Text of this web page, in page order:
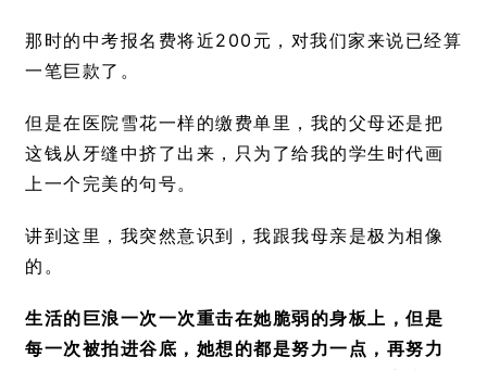
那时的中考报名费将近200元，对我们家来说已经算
一笔巨款了。
但是在医院雪花一样的缴费单里，我的父母还是把
这钱从牙缝中挤了出来，只为了给我的学生时代画
上一个完美的句号。
讲到这里，我突然意识到，我跟我母亲是极为相像
的。
生活的巨浪一次一次重击在她脆弱的身板上，但是
每一次被拍进谷底，她想的都是努力一点，再努力